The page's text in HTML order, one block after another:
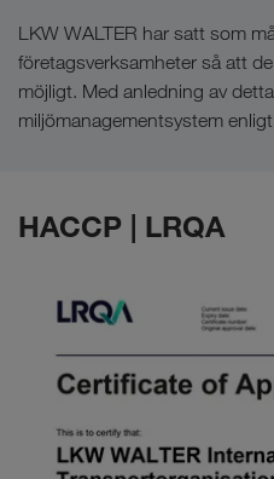
LKW WALTER har satt som
företagsverksamheter så att
möjligt. Med anledning av
miljömanagementsystem
HACCP | LRQA